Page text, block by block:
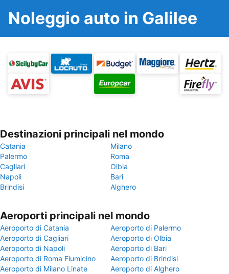
Noleggio auto in Galilee
Destinazioni principali nel mondo
Catania
Milano
Palermo
Roma
Cagliari
Olbia
Napoli
Bari
Brindisi
Alghero
Aeroporti principali nel mondo
Aeroporto di Catania
Aeroporto di Palermo
Aeroporto di Cagliari
Aeroporto di Olbia
Aeroporto di Napoli
Aeroporto di Bari
Aeroporto di Roma Fiumicino
Aeroporto di Brindisi
Aeroporto di Milano Linate
Aeroporto di Alghero